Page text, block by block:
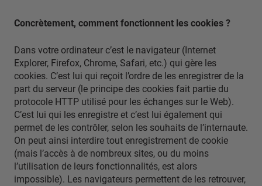
Concrètement, comment fonctionnent les cookies ?
Dans votre ordinateur c’est le navigateur (Internet
Explorer, Firefox, Chrome, Safari, etc.) qui gère les
cookies. C’est lui qui reçoit l’ordre de les enregistrer de la
part du serveur (le principe des cookies fait partie du
protocole HTTP utilisé pour les échanges sur le Web).
C’est lui qui les enregistre et c’est lui également qui
permet de les contrôler, selon les souhaits de l’internaute.
On peut ainsi interdire tout enregistrement de cookie
(mais l’accès à de nombreux sites, ou du moins
l’utilisation de leurs fonctionnalités, est alors
impossible). Les navigateurs permettent de les retrouver,